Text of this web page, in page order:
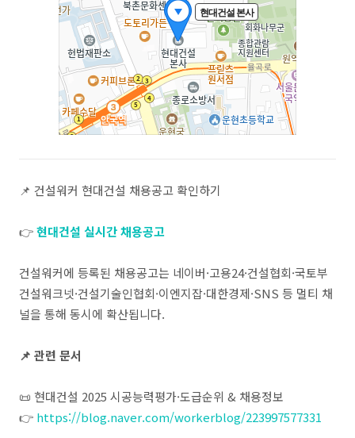
📌 건설워커 현대건설 채용공고 확인하기
👉현대건설 실시간 채용공고
건설워커에 등록된 채용공고는 네이버·고용24·건설협회·국토부
건설워크넷·건설기술인협회·이엔지잡·대한경제·SNS 등 멀티 채
널을 통해 동시에 확산됩니다.
📌 관련 문서
📜 현대건설 2025 시공능력평가·도급순위 & 채용정보
👉 https://blog.naver.com/workerblog/223997577331